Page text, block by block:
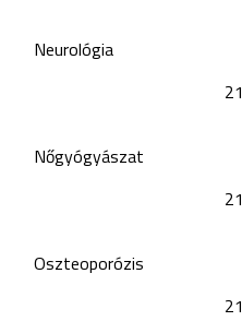
Neurológia
Nőgyógyászat
Oszteoporózis